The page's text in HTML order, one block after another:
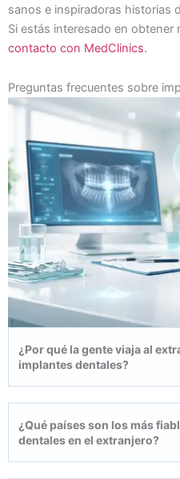
sanos e inspiradoras historias
Si estás interesado en obtener
contacto con MedClinics.
Preguntas frecuentes sobre
¿Por qué la gente viaja al
implantes dentales?
¿Qué países son los más
dentales en el extranjero?